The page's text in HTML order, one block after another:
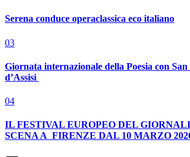
Serena conduce operaclassica eco italiano
03
Giornata internazionale della Poesia con San
d’Assisi
04
IL FESTIVAL EUROPEO DEL
SCENA A FIRENZE DAL 10 MARZO